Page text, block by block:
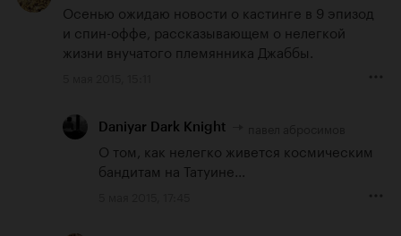
Осенью ожидаю новости о кастинге в 9 эпизод
и спин-оффе, рассказывающем о нелегкой
жизни внучатого племянника Джаббы.
Daniyar Dark Knight
О том, как нелегко живется космическим
бандитам на Татуине...